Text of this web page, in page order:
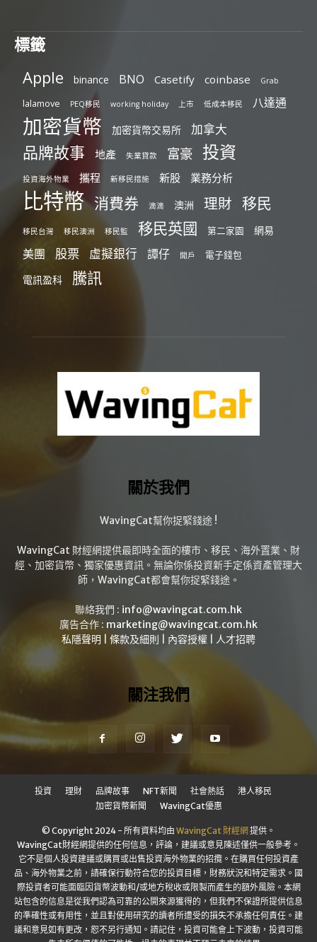
標籤
Apple binance BNO Casetify coinbase Grab
lalamove PEQ移民 working holiday 上市 低成本移民 八達通
加密貨幣 加密貨幣交易所 加拿大
品牌故事 地產 失業貸款 富豪 投資
投資海外物業 攜程 新移民措施 新股 業務分析
比特幣 消費券 滴滴 澳洲 理財 移民
移民台灣 移民澳洲 移民監 移民英國 第二家園 網易
美團 股票 虛擬銀行 譚仔 開戶 電子錢包
電訊盈科 騰訊
關於我們
WavingCat幫你捉緊錢途 !
WavingCat 財經網提供最即時全面的樓市、移民、海外置業、財
經、加密貨幣、獨家優惠資訊。無論你係投資新手定係資產管理大
師，WavingCat都會幫你捉緊錢途。
聯絡我們 : info@wavingcat.com.hk
廣告合作 : marketing@wavingcat.com.hk
私隱聲明
條款及細則 內容授權 人才招聘
關注我們
投資 理財 品牌故事 NFT新聞 社會熱話
港人移民
加密貨幣新聞
WavingCat優惠
© Copyright 2024 - 所有資料均由 WavingCat 財經網 提供。
WavingCat財經網提供的任何信息，評論，建議或意見陳述僅供一般參考。
它不是個人投資建議或購買或出售投資海外物業的招攬。在購買任何投資產
品、海外物業之前，請確保行動符合您的投資目標，財務狀況和特定需求。國
際投資者可能面臨因貨幣波動和/或地方稅收或限製而產生的額外風險。本網
站包含的信息是從我們認為可靠的公開來源獲得的，但我們不保證所提供信息
的準確性或有用性，並且對使用研究的讀者所遭受的損失不承擔任何責任。建
議和意見如有更改，恕不另行通知。請記住，投資可能會上下波動，投資可能